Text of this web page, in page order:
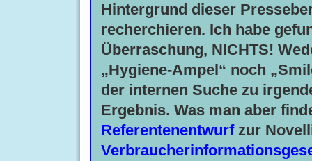
Hintergrund dieser
recherchieren. Ich habe
Überraschung, NICHTS!
„Hygiene-Ampel“ noch
der internen Suche zu
Ergebnis. Was man aber
Referentenentwurf zur